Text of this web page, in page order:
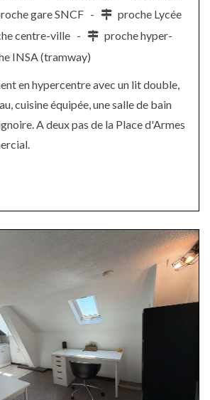
gare SNCF -
proche Lycée
centre-ville -
proche hyper-
INSA (tramway)
en hypercentre avec un lit double,
cuisine équipée, une salle de bain
A deux pas de la Place d'Armes